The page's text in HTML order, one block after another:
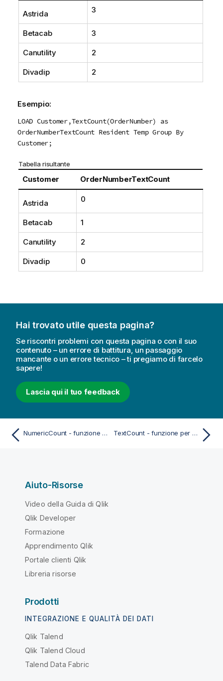
Astrida 3
Betacab 3
Canutility 2
Divadip 2
Esempio:
LOAD Customer,TextCount(OrderNumber) as
OrderNumberTextCount Resident Temp Group By
Customer;
Tabella risultante
Customer OrderNumberTextCount
Astrida 0
Betacab 1
Canutility 2
Divadip 0
Hai trovato utile questa pagina?
Se riscontri problemi con questa pagina o con il suo
contenuto – un errore di battitura, un passaggio
mancante o un errore tecnico – ti pregiamo di farcelo
sapere!
Lascia qui il tuo feedback
NumericCount - funzione per grafici TextCount - funzione per grafici
Aiuto-Risorse
Video della Guida di Qlik
Qlik Developer
Formazione
Apprendimento Qlik
Portale clienti Qlik
Libreria risorse
Prodotti
INTEGRAZIONE E QUALITÀ DEI DATI
Qlik Talend
Qlik Talend Cloud
Talend Data Fabric